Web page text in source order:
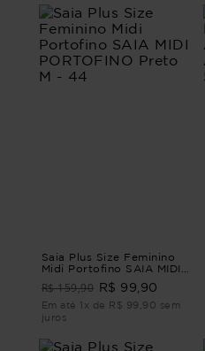
Saia Plus Size Feminino
Midi Portofino SAIA MIDI
PORTOFINO Preto M - 44
R$ 159,90 R$ 99,90
Em até 1x de R$ 99,90 sem
juros